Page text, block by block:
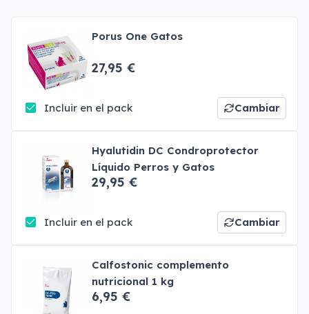
Porus One Gatos
27,95 €
Incluir en el pack Cambiar
Hyalutidin DC Condroprotector
Líquido Perros y Gatos
29,95 €
Incluir en el pack Cambiar
Calfostonic complemento
nutricional 1 kg
6,95 €